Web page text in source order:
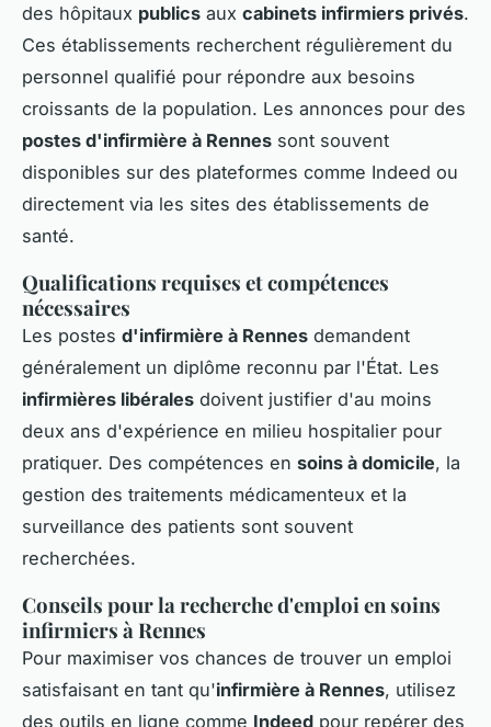
des hôpitaux publics aux cabinets infirmiers privés.
Ces établissements recherchent régulièrement du
personnel qualifié pour répondre aux besoins
croissants de la population. Les annonces pour des
postes d'infirmière à Rennes sont souvent
disponibles sur des plateformes comme Indeed ou
directement via les sites des établissements de
santé.
Qualifications requises et compétences
nécessaires
Les postes d'infirmière à Rennes demandent
généralement un diplôme reconnu par l'État. Les
infirmières libérales doivent justifier d'au moins
deux ans d'expérience en milieu hospitalier pour
pratiquer. Des compétences en soins à domicile, la
gestion des traitements médicamenteux et la
surveillance des patients sont souvent
recherchées.
Conseils pour la recherche d'emploi en soins
infirmiers à Rennes
Pour maximiser vos chances de trouver un emploi
satisfaisant en tant qu'infirmière à Rennes, utilisez
des outils en ligne comme Indeed pour repérer des